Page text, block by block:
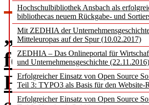
Hochschulbibliothek Ansbach als
bibliothecas neuem Rückgabe- und
Mit ZEDHIA der
Mitteleuropas auf der Spur (10.02.2017)
ZEDHIA – Das Onlineportal für
und Unternehmensgeschichte (22.11.2016)
Erfolgreicher Einsatz von Open Source
Teil 3: TYPO3 als Basis für den Website-
Erfolgreicher Einsatz von Open Source
„Für mich
folgen.
Für mich